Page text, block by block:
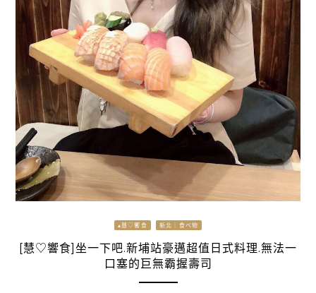
▴慧♡饗食 新北｜食べ物
[慧♡響食]坐一下吧.新埔站豪邁超值日式料理.無法一
口塞的巨無霸握壽司